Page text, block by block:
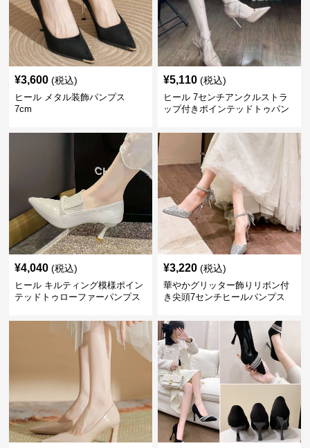
¥3,600 (税込)
ヒール メタル装飾パンプス
7cm
¥5,110 (税込)
ヒール 7センチアンクルストラ
ップ付きポインテッドトゥパン
¥4,040 (税込)
ヒール キルティング模様ポイン
テッドトゥローファーパンプス
¥3,220 (税込)
華やかグリッター飾りリボン付
き尖頭7センチヒールパンプス